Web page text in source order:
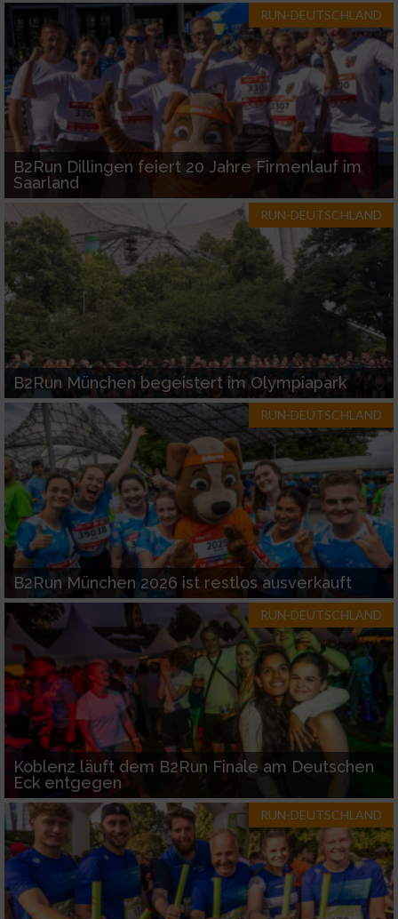
RUN-DEUTSCHLAND
B2Run Dillingen feiert 20 Jahre Firmenlauf im
Saarland
RUN-DEUTSCHLAND
B2Run München begeistert im Olympiapark
RUN-DEUTSCHLAND
B2Run München 2026 ist restlos ausverkauft
RUN-DEUTSCHLAND
Koblenz läuft dem B2Run Finale am Deutschen
Eck entgegen
RUN-DEUTSCHLAND
Informationen identifizieren
Nicht-IAB-Verarbeitungszwecke:
Notwendig
Performance
Funktional
Werbung